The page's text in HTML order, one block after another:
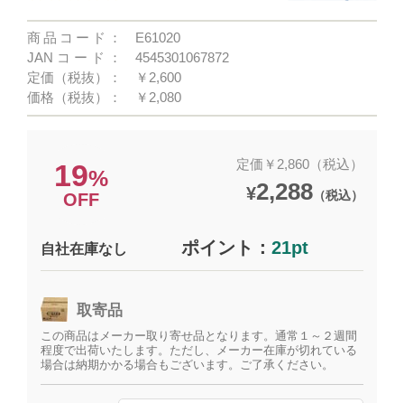
商品コード：
E61020
JANコード：
4545301067872
定価（税抜）：
￥2,600
価格（税抜）：
￥2,080
19%
OFF
定価￥2,860（税込）
¥2,288（税込）
自社在庫なし ポイント：21pt
取寄品
この商品はメーカー取り寄せ品となります。通常１～２週間
程度で出荷いたします。ただし、メーカー在庫が切れている
場合は納期かかる場合もございます。ご了承ください。